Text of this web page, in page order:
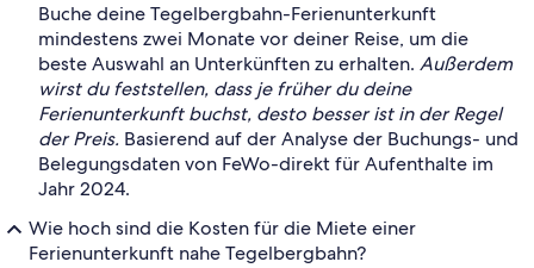
Buche deine Tegelbergbahn-Ferienunterkunft
mindestens zwei Monate vor deiner Reise, um die
beste Auswahl an Unterkünften zu erhalten. Außerdem
wirst du feststellen, dass je früher du deine
Ferienunterkunft buchst, desto besser ist in der Regel
der Preis. Basierend auf der Analyse der Buchungs- und
Belegungsdaten von FeWo-direkt für Aufenthalte im
Jahr 2024.
Wie hoch sind die Kosten für die Miete einer
Ferienunterkunft nahe Tegelbergbahn?